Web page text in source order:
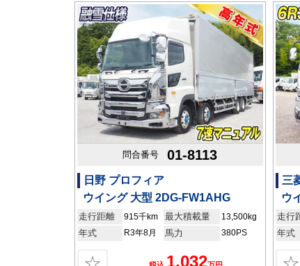
問合番号 01-8113
日野 プロフィア
ウイング 大型 2DG-FW1AHG
走行距離 915千km 最大積載量 13,500kg
年式 R3年8月 馬力 380PS
1,032
三
ウ
走行
年式